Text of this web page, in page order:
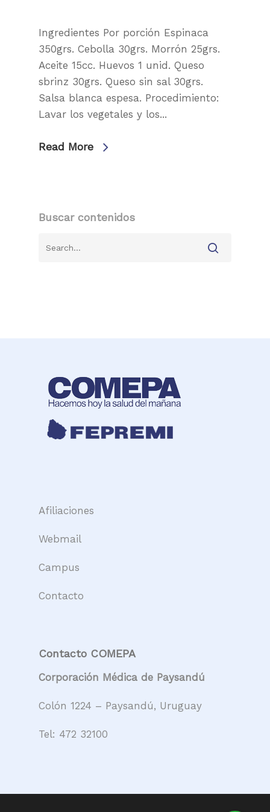
Ingredientes Por porción Espinaca
350grs. Cebolla 30grs. Morrón 25grs.
Aceite 15cc. Huevos 1 unid. Queso
sbrinz 30grs. Queso sin sal 30grs.
Salsa blanca espesa. Procedimiento:
Lavar los vegetales y los...
Read More
Buscar contenidos
Afiliaciones
Webmail
Campus
Contacto
Contacto COMEPA
Corporación Médica de Paysandú
Colón 1224 – Paysandú, Uruguay
Tel: 472 32100